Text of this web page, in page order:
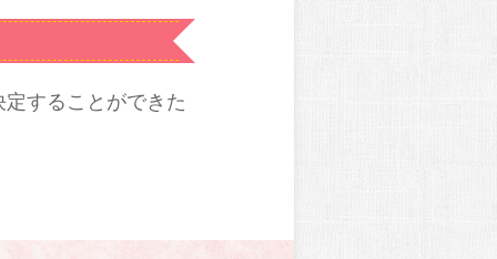
することができた